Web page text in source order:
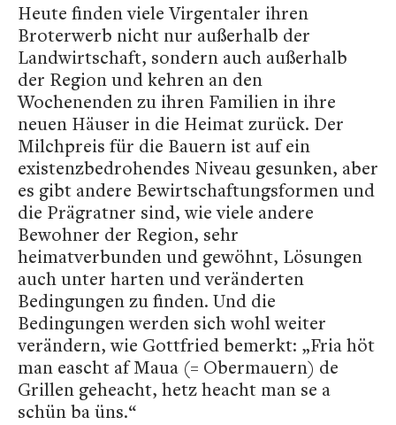
Heute finden viele Virgentaler ihren
Broterwerb nicht nur außerhalb der
Landwirtschaft, sondern auch außerhalb
der Region und kehren an den
Wochenenden zu ihren Familien in ihre
neuen Häuser in die Heimat zurück. Der
Milchpreis für die Bauern ist auf ein
existenzbedrohendes Niveau gesunken, aber
es gibt andere Bewirtschaftungsformen und
die Prägratner sind, wie viele andere
Bewohner der Region, sehr
heimatverbunden und gewöhnt, Lösungen
auch unter harten und veränderten
Bedingungen zu finden. Und die
Bedingungen werden sich wohl weiter
verändern, wie Gottfried bemerkt: „Fria höt
man eascht af Maua (= Obermauern) de
Grillen geheacht, hetz heacht man se a
schün ba üns.“